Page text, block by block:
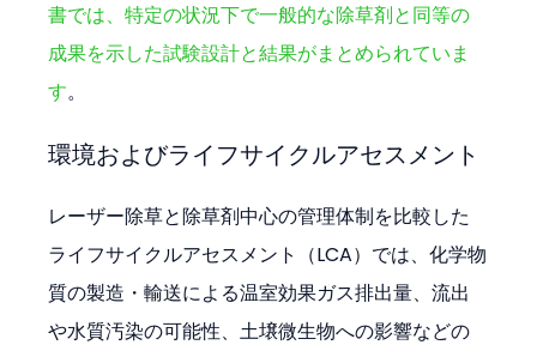
書では、特定の状況下で一般的な除草剤と同等の
成果を示した試験設計と結果がまとめられていま
す。
環境およびライフサイクルアセスメント
レーザー除草と除草剤中心の管理体制を比較した
ライフサイクルアセスメント（LCA）では、化学物
質の製造・輸送による温室効果ガス排出量、流出
や水質汚染の可能性、土壌微生物への影響などの